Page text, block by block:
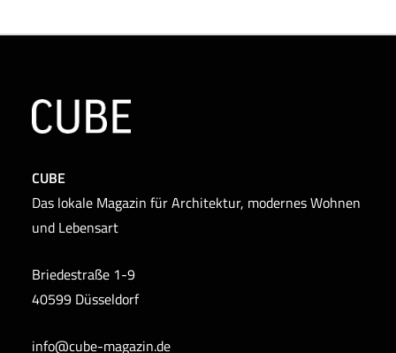
CUBE
Das lokale Magazin für Architektur, modernes Wohnen
und Lebensart
Briedestraße 1-9
40599 Düsseldorf
info@cube-magazin.de